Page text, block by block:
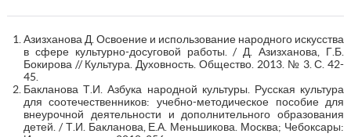
Азизханова Д. Освоение и использование народного искусства
в сфере культурно-досуговой работы. / Д. Азизханова, Г.Б.
Бокирова // Культура. Духовность. Общество. 2013. № 3. С. 42-
45.
Бакланова Т.И. Азбука народной культуры. Русская культура
для соотечественников: учебно-методическое пособие для
внеурочной деятельности и дополнительного образования
детей. / Т.И. Бакланова, Е.А. Меньшикова. Москва; Чебоксары: